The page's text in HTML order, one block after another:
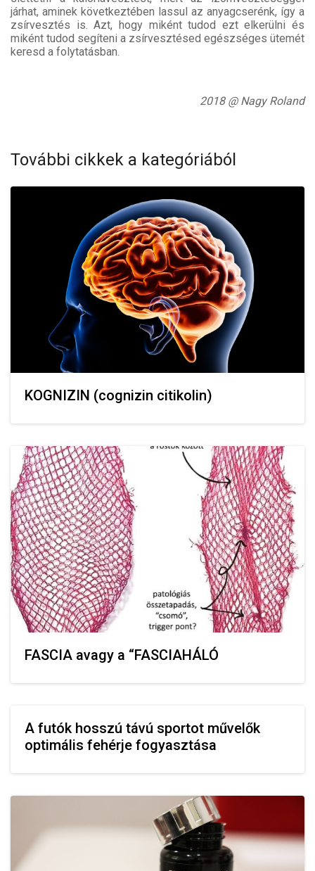
járhat, aminek következtében lassul az anyagcserénk, így a
zsírvesztés is. Azt, hogy miként tudod ezt elkerülni és
miként tudod segíteni a zsírvesztésed egészséges ütemét
keresd a folytatásban.
2018 @ Nagy Roland
További cikkek a kategóriából
KOGNIZIN (cognizin citikolin)
FASCIA avagy a “FASCIAHÁLÓ
A futók hosszú távú sportot művelők
optimális fehérje fogyasztása